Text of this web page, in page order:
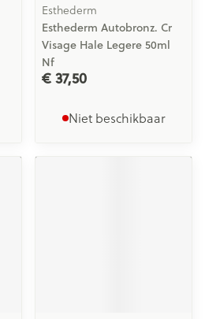
Esthederm
Esthederm Autobronz. Cr
Visage Hale Legere 50ml
Nf
€ 37,50
Niet beschikbaar